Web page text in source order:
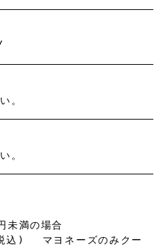
。
。
未満の場合
込) マヨネーズのみクー